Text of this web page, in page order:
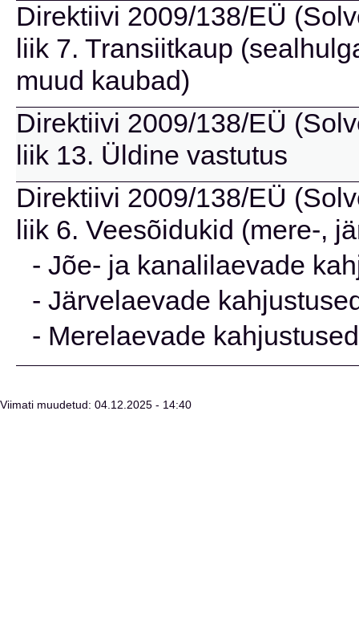
Direktiivi 2009/138/EÜ
liik 7. Transiitkaup
muud kaubad)
Direktiivi 2009/138/EÜ
liik 13. Üldine vastutus
Direktiivi 2009/138/EÜ
liik 6. Veesõidukid (mere-,
- Jõe- ja kanalilaevade
- Järvelaevade
- Merelaevade
Viimati muudetud: 04.12.2025 - 14:40